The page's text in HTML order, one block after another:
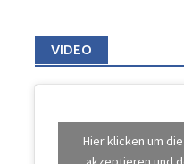
VIDEO
Hier klicken um